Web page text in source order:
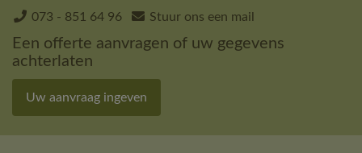
073 - 851 64 96 Stuur ons een mail
Een offerte aanvragen of uw gegevens
achterlaten
Uw aanvraag ingeven